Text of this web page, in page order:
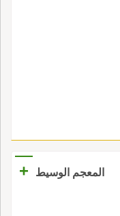
المعجم الوسيط +